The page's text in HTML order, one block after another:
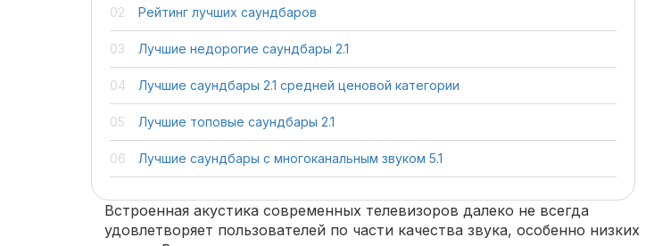
Рейтинг лучших саундбаров
Лучшие недорогие саундбары 2.1
Лучшие саундбары 2.1 средней ценовой категории
Лучшие топовые саундбары 2.1
Лучшие саундбары с многоканальным звуком 5.1
Встроенная акустика современных телевизоров далеко не всегда
удовлетворяет пользователей по части качества звука, особенно низких